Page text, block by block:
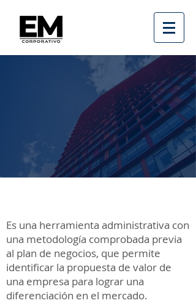
Es una herramienta administrativa con
una metodología comprobada previa
al plan de negocios, que permite
identificar la propuesta de valor de
una empresa para lograr una
diferenciación en el mercado.